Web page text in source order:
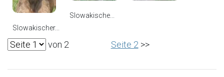
Slowakischer...
Slowakische...
von 2 Seite 2 >>